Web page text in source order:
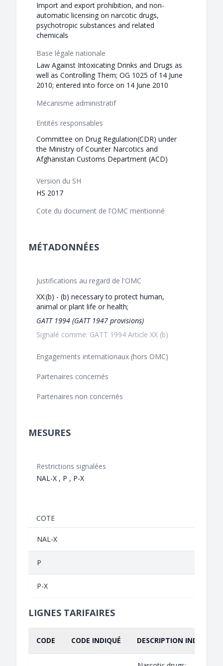
Import and export prohibition, and non-
automatic licensing on narcotic drugs,
psychotropic substances and related
chemicals
Base légale nationale
Law Against Intoxicating Drinks and Drugs as
well as Controlling Them; OG 1025 of 14 June
2010; entered into force on 14 June 2010
Mécanisme administratif
Entités responsables
Committee on Drug Regulation(CDR) under
the Ministry of Counter Narcotics and
Afghanistan Customs Department (ACD)
Version du SH
HS 2017
Cote du document de l'OMC mentionné
MÉTADONNÉES
Justifications au regard de l'OMC
XX:(b) - (b) necessary to protect human,
animal or plant life or health;
GATT 1994 (GATT 1947 provisions)
Signalé comme: GATT 1994 Article XX (b)
Engagements internationaux (hors OMC)
Partenaires concernés
Partenaires non concernés
MESURES
Restrictions signalées
NAL-X , P , P-X
COTE
NAL-X
P
P-X
LIGNES TARIFAIRES
CODE CODE INDIQUÉ DESCRIPTION INDIQUÉE